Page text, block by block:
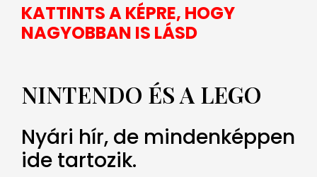
KATTINTS A KÉPRE, HOGY
NAGYOBBAN IS LÁSD
NINTENDO ÉS A LEGO
Nyári hír, de mindenképpen
ide tartozik.